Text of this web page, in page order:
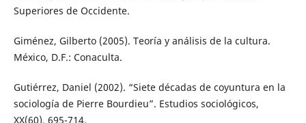
Superiores de Occidente.
Giménez, Gilberto (2005). Teoría y análisis de la cultura.
México, D.F.: Conaculta.
Gutiérrez, Daniel (2002). “Siete décadas de coyuntura en la
sociología de Pierre Bourdieu”. Estudios sociológicos,
XX(60), 695-714.